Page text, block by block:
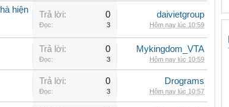
hiện
Trả lời: 0
Đọc: 3
daivietgroup
Hôm nay lúc 10:59
Trả lời: 0
Đọc: 3
Mykingdom_VTA
Hôm nay lúc 10:59
Trả lời: 0
Đọc: 3
Drograms
Hôm nay lúc 10:57